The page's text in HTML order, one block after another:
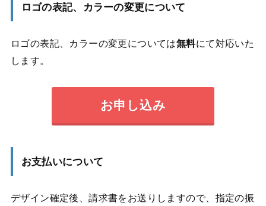
ロゴの表記、カラーの変更について
ロゴの表記、カラーの変更については無料にて対応いた
します。
お申し込み
お支払いについて
デザイン確定後、請求書をお送りしますので、指定の振